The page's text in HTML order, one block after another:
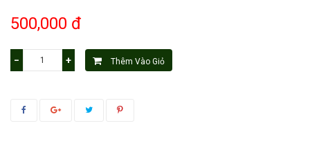
500,000 đ
− + Thêm Vào Giỏ